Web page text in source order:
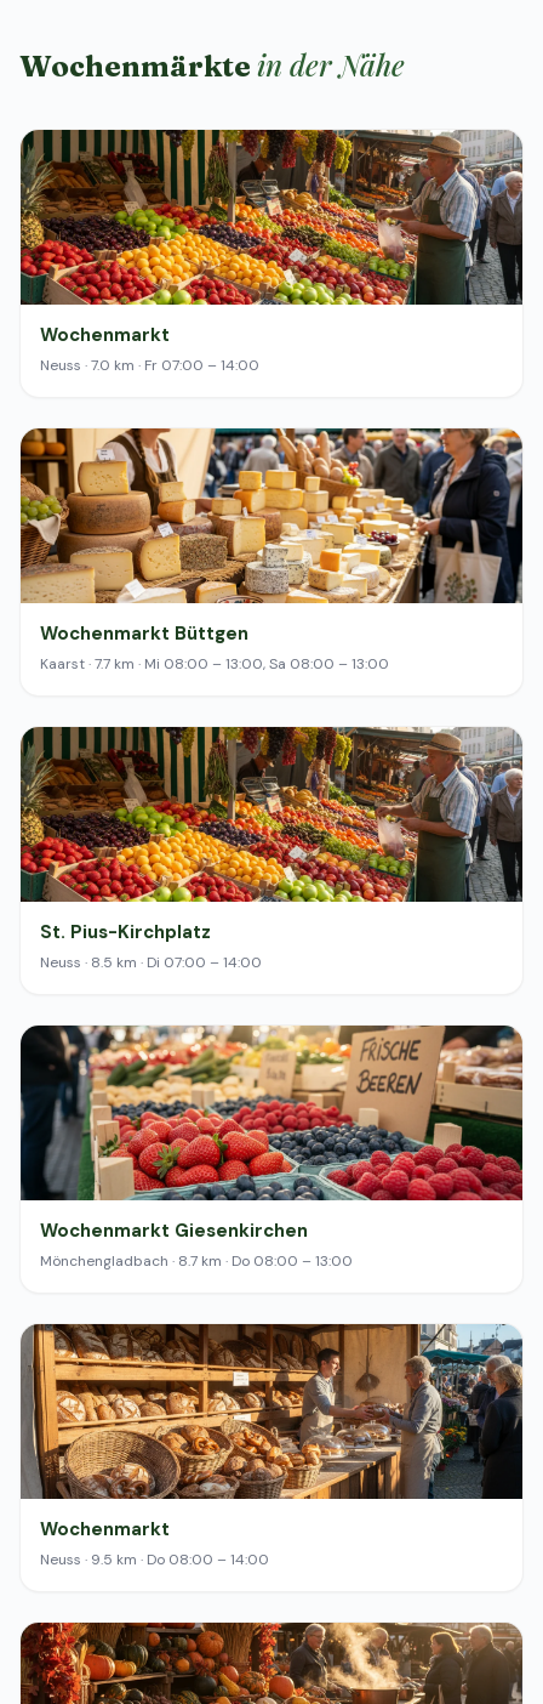
Wochenmärkte in der Nähe
Wochenmarkt
Neuss · 7.0 km · Fr 07:00 – 14:00
Wochenmarkt Büttgen
Kaarst · 7.7 km · Mi 08:00 – 13:00, Sa 08:00 – 13:00
St. Pius-Kirchplatz
Neuss · 8.5 km · Di 07:00 – 14:00
Wochenmarkt Giesenkirchen
Mönchengladbach · 8.7 km · Do 08:00 – 13:00
Wochenmarkt
Neuss · 9.5 km · Do 08:00 – 14:00